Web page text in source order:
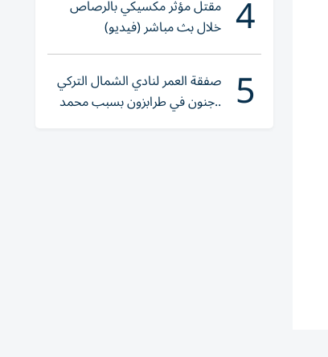
4 مقتل مؤثر مكسيكي بالرصاص
خلال بث مباشر (فيديو)
5 صفقة العمر لنادي الشمال التركي
..جنون في طرابزون بسبب محمد